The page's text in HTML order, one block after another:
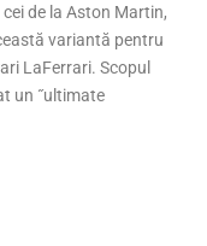
de la Aston Martin,
variantă pentru
LaFerrari. Scopul
un ˝ultimate